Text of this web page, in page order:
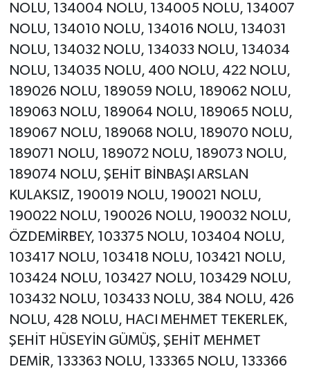
NOLU, 134004 NOLU, 134005 NOLU, 134007
NOLU, 134010 NOLU, 134016 NOLU, 134031
NOLU, 134032 NOLU, 134033 NOLU, 134034
NOLU, 134035 NOLU, 400 NOLU, 422 NOLU,
189026 NOLU, 189059 NOLU, 189062 NOLU,
189063 NOLU, 189064 NOLU, 189065 NOLU,
189067 NOLU, 189068 NOLU, 189070 NOLU,
189071 NOLU, 189072 NOLU, 189073 NOLU,
189074 NOLU, ŞEHİT BİNBAŞI ARSLAN
KULAKSIZ, 190019 NOLU, 190021 NOLU,
190022 NOLU, 190026 NOLU, 190032 NOLU,
ÖZDEMİRBEY, 103375 NOLU, 103404 NOLU,
103417 NOLU, 103418 NOLU, 103421 NOLU,
103424 NOLU, 103427 NOLU, 103429 NOLU,
103432 NOLU, 103433 NOLU, 384 NOLU, 426
NOLU, 428 NOLU, HACI MEHMET TEKERLEK,
ŞEHİT HÜSEYİN GÜMÜŞ, ŞEHİT MEHMET
DEMİR, 133363 NOLU, 133365 NOLU, 133366